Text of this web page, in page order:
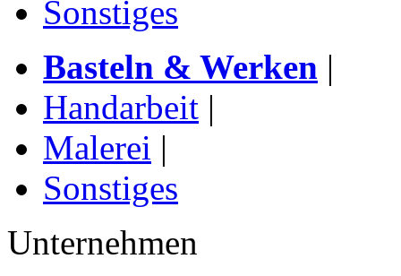
Sonstiges
Basteln & Werken |
Handarbeit |
Malerei |
Sonstiges
Unternehmen